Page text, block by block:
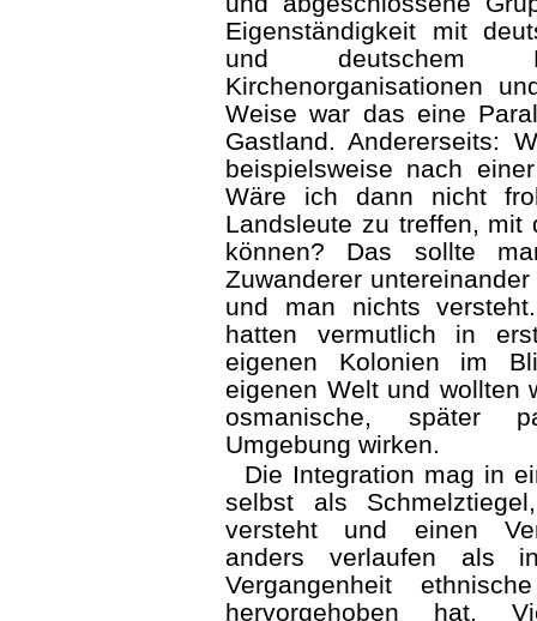
Eigenständigkeit mit
und deutschem
Kirchenorganisationen
Weise war das eine
Gastland. Andererseits:
beispielsweise nach
Wäre ich dann nicht
Landsleute zu treffen, mit
können? Das sollte
Zuwanderer
und man nichts
hatten vermutlich in
eigenen Kolonien im
eigenen Welt und wollten
osmanische, später
Umgebung wirken.
Die Integration mag in
selbst als
versteht und einen
anders verlaufen als
Vergangenheit
hervorgehoben hat.